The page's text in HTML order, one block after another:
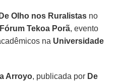
De Olho nos Ruralistas no
Fórum Tekoa Porã, evento
na Universidade
Arroyo, publicada por De